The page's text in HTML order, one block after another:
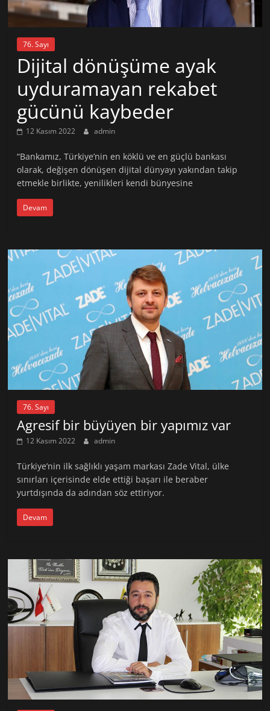
76. Sayı
Dijital dönüşüme ayak
uyduramayan rekabet
gücünü kaybeder
12 Kasım 2022 admin
“Bankamız, Türkiye’nin en köklü ve en güçlü bankası
olarak, değişen dönüşen dijital dünyayı yakından takip
etmekle birlikte, yenilikleri kendi bünyesine
Devam
76. Sayı
Agresif bir büyüyen bir yapımız var
12 Kasım 2022 admin
Türkiye’nin ilk sağlıklı yaşam markası Zade Vital, ülke
sınırları içerisinde elde ettiği başarı ile beraber
yurtdışında da adından söz ettiriyor.
Devam